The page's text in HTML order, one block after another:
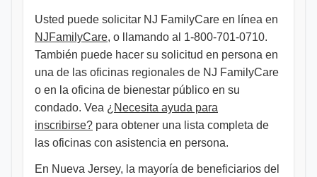
Usted puede solicitar NJ FamilyCare en línea en
NJFamilyCare, o llamando al 1-800-701-0710.
También puede hacer su solicitud en persona en
una de las oficinas regionales de NJ FamilyCare
o en la oficina de bienestar público en su
condado. Vea ¿Necesita ayuda para
inscribirse? para obtener una lista completa de
las oficinas con asistencia en persona.
En Nueva Jersey, la mayoría de beneficiarios del